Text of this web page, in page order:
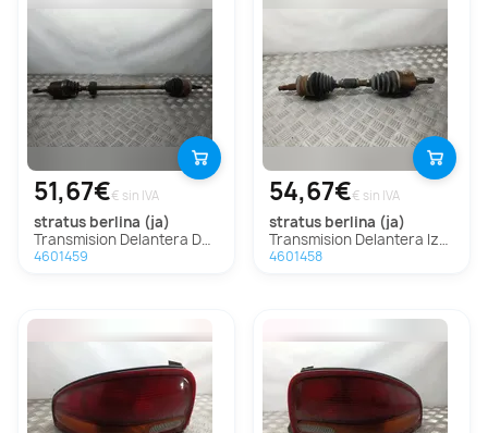
51,67€€ sin IVA
stratus berlina (ja)
Transmision Delantera Derecha Para Chrysler Stratus Berlina
4601459
54,67€€ sin IVA
stratus berlina (ja)
Transmision Delantera Izquierda Para Chrysler Stratus Berlina
4601458